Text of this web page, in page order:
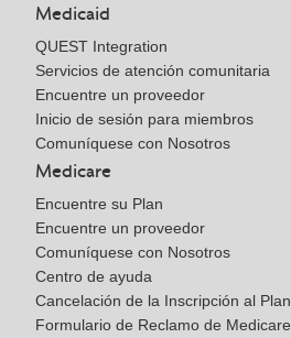
Medicaid
QUEST Integration
Servicios de atención comunitaria
Encuentre un proveedor
Inicio de sesión para miembros
Comuníquese con Nosotros
Medicare
Encuentre su Plan
Encuentre un proveedor
Comuníquese con Nosotros
Centro de ayuda
Cancelación de la Inscripción al Plan
Formulario de Reclamo de Medicare